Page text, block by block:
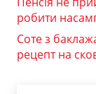
робити
Соте з
рецепт на